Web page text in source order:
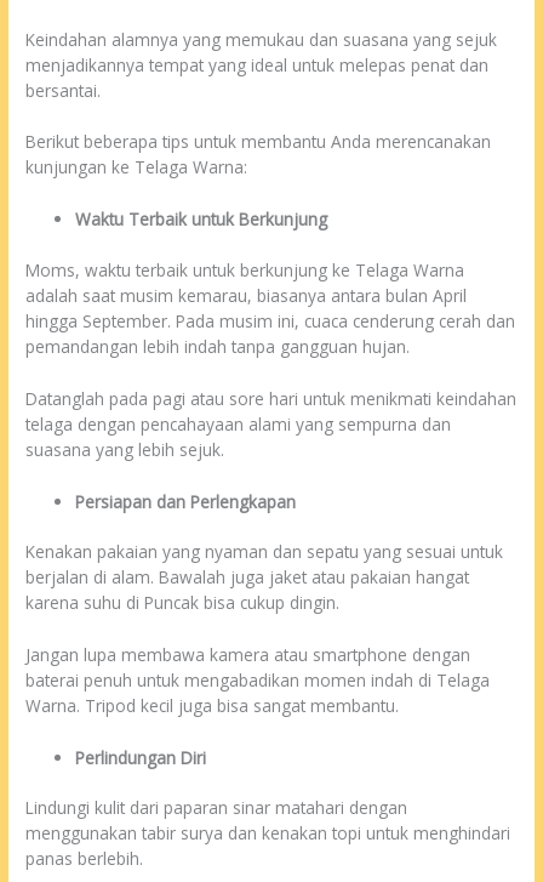
Keindahan alamnya yang memukau dan suasana yang sejuk
menjadikannya tempat yang ideal untuk melepas penat dan
bersantai.
Berikut beberapa tips untuk membantu Anda merencanakan
kunjungan ke Telaga Warna:
Waktu Terbaik untuk Berkunjung
Moms, waktu terbaik untuk berkunjung ke Telaga Warna
adalah saat musim kemarau, biasanya antara bulan April
hingga September. Pada musim ini, cuaca cenderung cerah dan
pemandangan lebih indah tanpa gangguan hujan.
Datanglah pada pagi atau sore hari untuk menikmati keindahan
telaga dengan pencahayaan alami yang sempurna dan
suasana yang lebih sejuk.
Persiapan dan Perlengkapan
Kenakan pakaian yang nyaman dan sepatu yang sesuai untuk
berjalan di alam. Bawalah juga jaket atau pakaian hangat
karena suhu di Puncak bisa cukup dingin.
Jangan lupa membawa kamera atau smartphone dengan
baterai penuh untuk mengabadikan momen indah di Telaga
Warna. Tripod kecil juga bisa sangat membantu.
Perlindungan Diri
Lindungi kulit dari paparan sinar matahari dengan
menggunakan tabir surya dan kenakan topi untuk menghindari
panas berlebih.